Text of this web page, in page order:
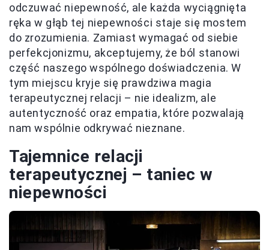
odczuwać niepewność, ale każda wyciągnięta
ręka w głąb tej niepewności staje się mostem
do zrozumienia. Zamiast wymagać od siebie
perfekcjonizmu, akceptujemy, że ból stanowi
część naszego wspólnego doświadczenia. W
tym miejscu kryje się prawdziwa magia
terapeutycznej relacji – nie idealizm, ale
autentyczność oraz empatia, które pozwalają
nam wspólnie odkrywać nieznane.
Tajemnice relacji
terapeutycznej – taniec w
niepewności